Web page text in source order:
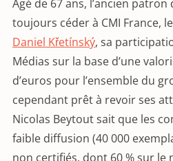
Âgé de 67 ans, l’ancien patron
toujours céder à CMI France,
Daniel Křetínský, sa
Médias sur la base d’une
d’euros pour l’ensemble du
cependant prêt à revoir ses
Nicolas Beytout sait que les
faible diffusion (40 000
non certifiés, dont 60 % sur